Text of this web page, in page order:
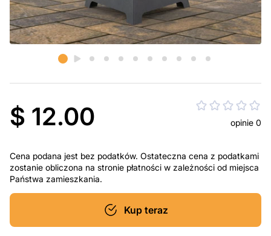
$ 12.00 opinie 0
Cena podana jest bez podatków. Ostateczna cena z podatkami
zostanie obliczona na stronie płatności w zależności od miejsca
Państwa zamieszkania.
Kup teraz